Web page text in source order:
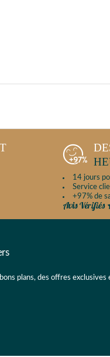
14 jours
Service
+97% de
plans, des offres